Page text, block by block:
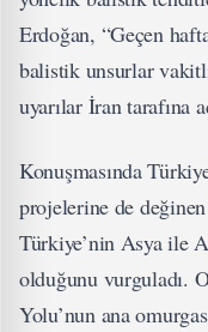
Erdoğan, “Geçen
balistik unsurlar
uyarılar İran tarafına
Konuşmasında
projelerine de
Türkiye’nin Asya ile
olduğunu vurguladı.
Yolu’nun ana